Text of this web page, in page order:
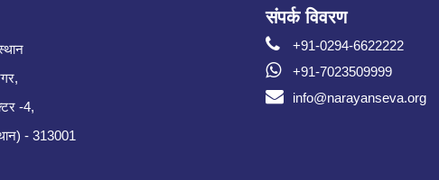
-4,
- 313001
संपर्क विवरण
+91-0294-6622222
+91-7023509999
info@narayanseva.org